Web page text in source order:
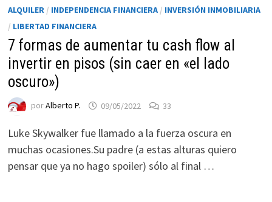
ALQUILER/ INDEPENDENCIA FINANCIERA/ INVERSIÓN INMOBILIARIA
/ LIBERTAD FINANCIERA
7 formas de aumentar tu cash flow al
invertir en pisos (sin caer en «el lado
oscuro»)
porAlberto P. 09/05/2022 33
Luke Skywalker fue llamado a la fuerza oscura en
muchas ocasiones.Su padre (a estas alturas quiero
pensar que ya no hago spoiler) sólo al final …